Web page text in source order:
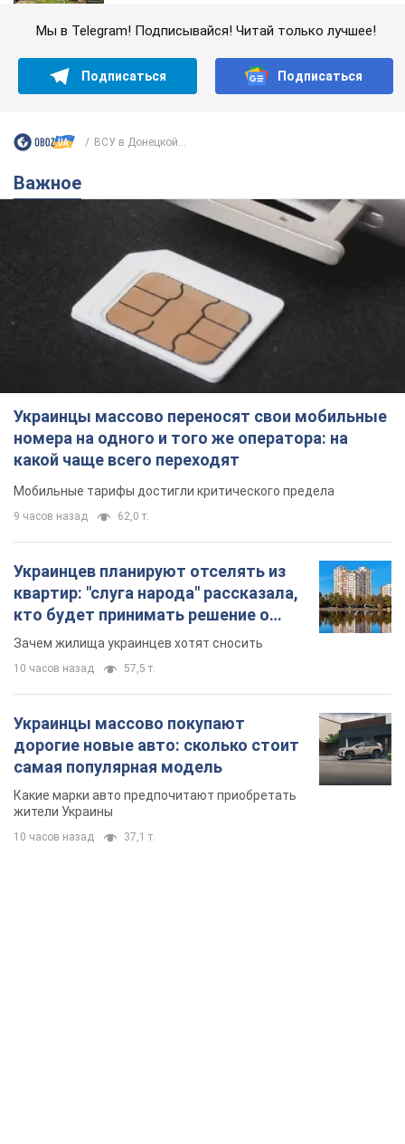
Мы в Telegram! Подписывайся! Читай только лучшее!
Подписаться Подписаться
ВСУ в Донецкой...
Важное
Украинцы массово переносят свои мобильные
номера на одного и того же оператора: на
какой чаще всего переходят
Мобильные тарифы достигли критического предела
9 часов назад 62,0 т.
Украинцев планируют отселять из
квартир: "слуга народа" рассказала,
кто будет принимать решение о
сносе домов
Зачем жилища украинцев хотят сносить
10 часов назад 57,5 т.
Украинцы массово покупают
дорогие новые авто: сколько стоит
самая популярная модель
Какие марки авто предпочитают приобретать
жители Украины
10 часов назад 37,1 т.